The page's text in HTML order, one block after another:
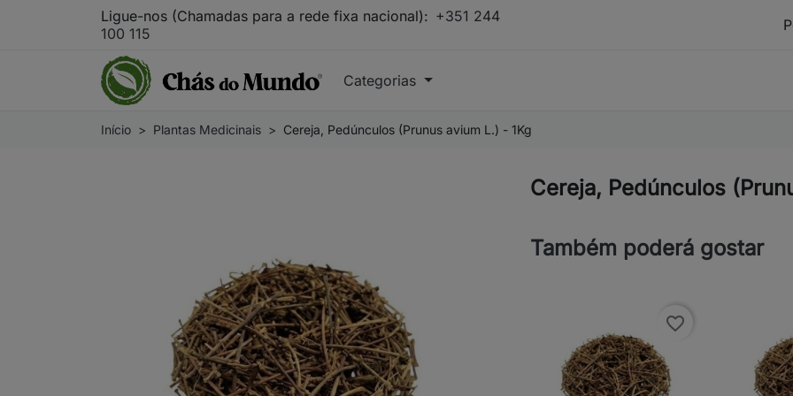
Ligue-nos (Chamadas para a rede fixa nacional): +351 244
100 115
Categorias
Início Plantas Medicinais Cereja, Pedúnculos (Prunus avium L.) - 1Kg
Cereja, Pedúnculos
Também poderá gostar
favorite_border